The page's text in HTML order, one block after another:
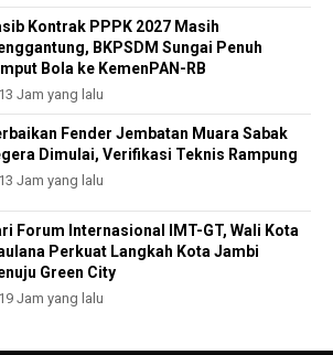
Kontrak PPPK 2027 Masih
BKPSDM Sungai Penuh
Bola ke KemenPAN-RB
13 Jam yang lalu
Fender Jembatan Muara Sabak
Dimulai, Verifikasi Teknis Rampung
13 Jam yang lalu
Forum Internasional IMT-GT, Wali Kota
Perkuat Langkah Kota Jambi
Green City
19 Jam yang lalu